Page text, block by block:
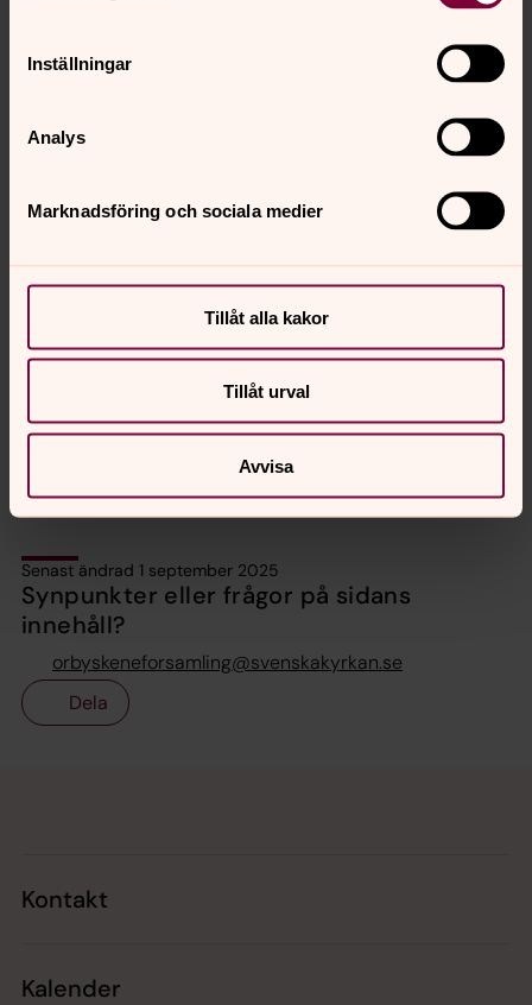
Inställningar
Analys
Marknadsföring och sociala medier
Tillåt alla kakor
Tillåt urval
Avvisa
Desirée Ekdahl Andersson
Mobil:073-081 40 49SMS:073-081 40 49
Desiree.EkdahlAndersson@svenskakyrkan.s
e
Senast ändrad 1 september 2025
Synpunkter eller frågor på sidans
innehåll?
orbyskeneforsamling@svenskakyrkan.se
Dela
Kontakt
Kalender